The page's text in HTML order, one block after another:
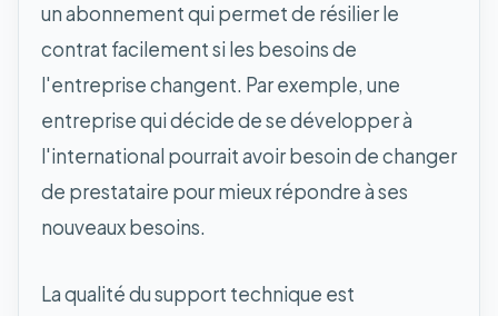
un abonnement qui permet de résilier le
contrat facilement si les besoins de
l'entreprise changent. Par exemple, une
entreprise qui décide de se développer à
l'international pourrait avoir besoin de changer
de prestataire pour mieux répondre à ses
nouveaux besoins.
La qualité du support technique est